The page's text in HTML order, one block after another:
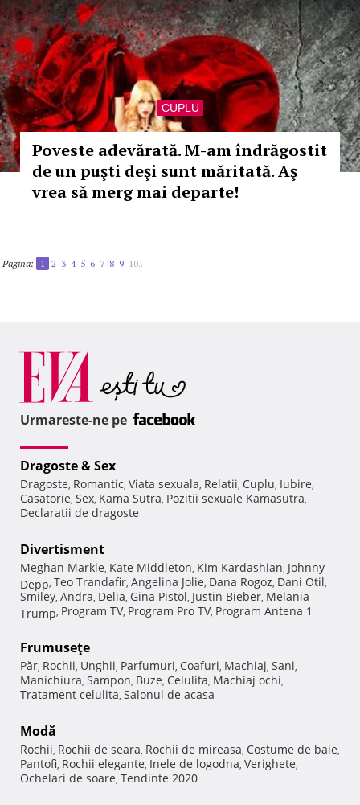
CUPLU
Poveste adevărată. M-am îndrăgostit
de un puşti deşi sunt măritată. Aş
vrea să merg mai departe!
Pagina: 1 2 3 4 5 6 7 8 9 10..
Urmareste-ne pe
Dragoste & Sex
Dragoste, Romantic, Viata sexuala, Relatii, Cuplu, Iubire,
Casatorie, Sex, Kama Sutra, Pozitii sexuale Kamasutra,
Declaratii de dragoste
Divertisment
Meghan Markle, Kate Middleton, Kim Kardashian, Johnny
Depp, Teo Trandafir, Angelina Jolie, Dana Rogoz, Dani Otil,
Smiley, Andra, Delia, Gina Pistol, Justin Bieber, Melania
Trump, Program TV, Program Pro TV, Program Antena 1
Frumuseţe
Păr, Rochii, Unghii, Parfumuri, Coafuri, Machiaj, Sani,
Manichiura, Sampon, Buze, Celulita, Machiaj ochi,
Tratament celulita, Salonul de acasa
Modă
Rochii, Rochii de seara, Rochii de mireasa, Costume de baie,
Pantofi, Rochii elegante, Inele de logodna, Verighete,
Ochelari de soare, Tendinte 2020